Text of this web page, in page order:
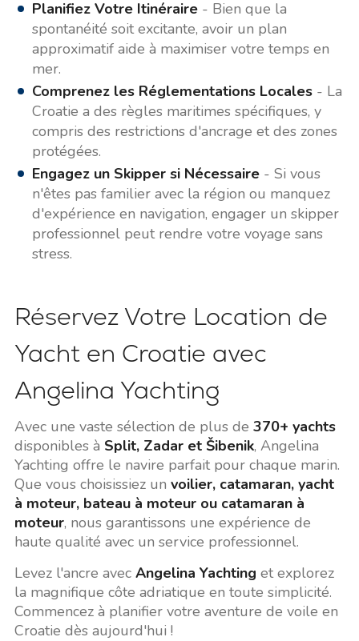
Planifiez Votre Itinéraire- Bien que la
spontanéité soit excitante, avoir un plan
approximatif aide à maximiser votre temps en
mer.
Comprenez les Réglementations Locales- La
Croatie a des règles maritimes spécifiques, y
compris des restrictions d'ancrage et des zones
protégées.
Engagez un Skipper si Nécessaire- Si vous
n'êtes pas familier avec la région ou manquez
d'expérience en navigation, engager un skipper
professionnel peut rendre votre voyage sans
stress.
Réservez Votre Location de
Yacht en Croatie avec
Angelina Yachting
Avec une vaste sélection de plus de 370+ yachts
disponibles à Split, Zadar et Šibenik, Angelina
Yachting offre le navire parfait pour chaque marin.
Que vous choisissiez un voilier, catamaran, yacht
à moteur, bateau à moteur ou catamaran à
moteur, nous garantissons une expérience de
haute qualité avec un service professionnel.
Levez l'ancre avec Angelina Yachting et explorez
la magnifique côte adriatique en toute simplicité.
Commencez à planifier votre aventure de voile en
Croatie dès aujourd'hui !